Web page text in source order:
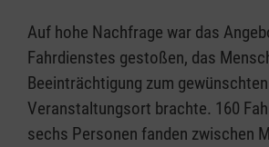
Auf hohe Nachfrage war das
Fahrdienstes gestoßen, das
Beeinträchtigung zum gewünschten
Veranstaltungsort brachte. 160
sechs Personen fanden zwischen